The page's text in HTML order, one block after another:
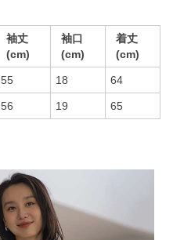
袖丈
(cm)
袖口
(cm)
着丈
(cm)
55 18 64
56 19 65